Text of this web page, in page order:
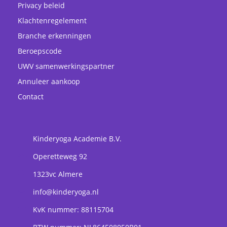
Privacy beleid
Klachtenregelement
Branche erkenningen
Beroepscode
UWV samenwerkingspartner
Annuleer aankoop
Contact
Kinderyoga Academie B.V.
Operetteweg 92
1323vc Almere
info@kinderyoga.nl
KvK nummer: 88115704